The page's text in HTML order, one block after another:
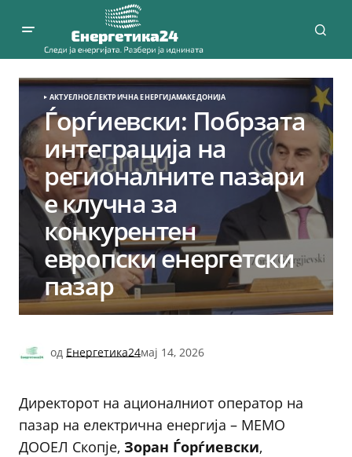
АКТУЕЛНОЕЛЕКТРИЧНА ЕНЕРГИЈАМАКЕДОНИЈА
Ѓорѓиевски: Побрзата
интеграција на
регионалните пазари
е клучна за
конкурентен
европски енергетски
пазар
од Енергетика24мај 14, 2026
Директорот на ационалниот оператор на
пазар на електрична енергија – МЕМО
ДООЕЛ Скопје, Зоран Ѓорѓиевски,